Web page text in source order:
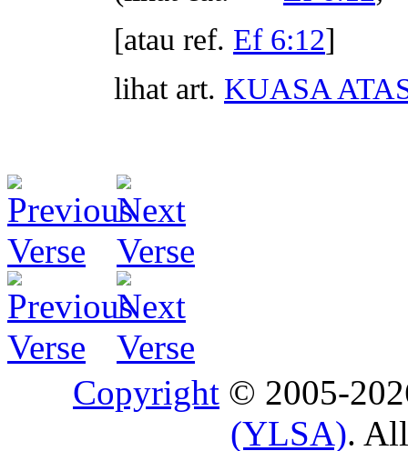
[atau ref. Ef 6:12]
lihat art. KUASA
Copyright © 2005-
(YLSA).